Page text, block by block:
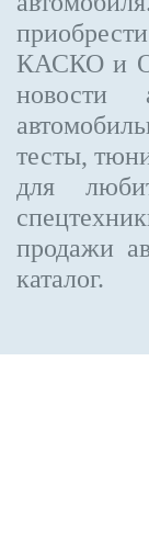
КАСКО и
новости
тесты,
для
продажи
каталог.